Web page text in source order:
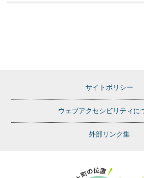
サイトポリシー
ウェブアクセシビリティに
外部リンク集